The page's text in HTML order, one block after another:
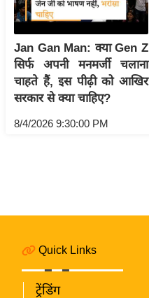
c
k
L
n
k
भा
ना
व
Jan Gan Man: क्या Gen Z
सिर्फ अपनी मनमर्जी चलाना
चाहते हैं, इस पीढ़ी को आखिर
सरकार से क्या चाहिए?
8/4/2026 9:30:00 PM
Quick Links
ट्रेंडिंग